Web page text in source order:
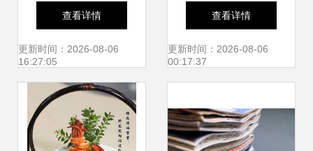
现代餐饮管理的可
视化解决方案
查看详情
更新时间：2026-08-06
16:27:05
V9.9.2官方版 餐饮
管理的智能解决方
查看详情
更新时间：2026-08-06
00:17:37